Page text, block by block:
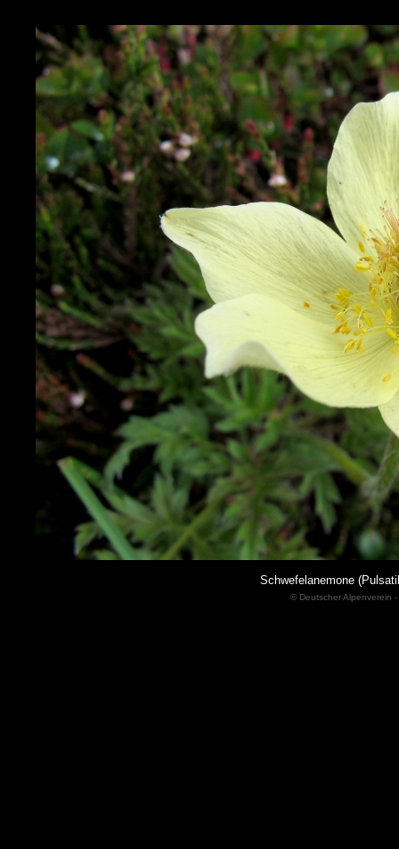
Schwefelanemone
© Deutscher Alpenverein